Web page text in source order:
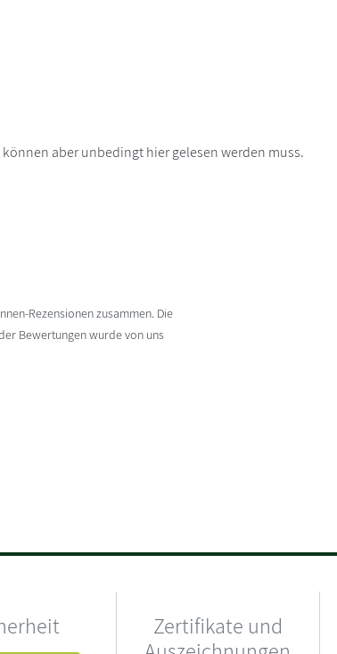
aber unbedingt hier gelesen werden muss.
Rezensionen zusammen. Die
Bewertungen wurde von uns
Zertifikate und